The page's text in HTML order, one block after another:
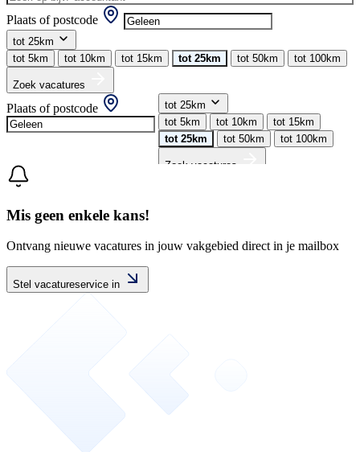
Plaats of postcode
tot 25km
tot 5km
tot 10km tot 15km tot 25km tot 50km tot 100km
Zoek vacatures
Plaats of postcode
tot 25km
tot 5km
tot 10km
tot 15km
tot 25km
tot 50km tot 100km
Zoek vacatures
Mis geen enkele kans!
Ontvang nieuwe vacatures in jouw vakgebied direct in je mailbox
Stel vacatureservice in